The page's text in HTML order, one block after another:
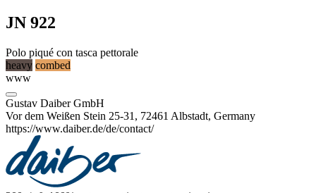
JN 922
Polo piqué con tasca pettorale
heavy combed
www
Gustav Daiber GmbH
Vor dem Weißen Stein 25-31, 72461 Albstadt, Germany
https://www.daiber.de/de/contact/